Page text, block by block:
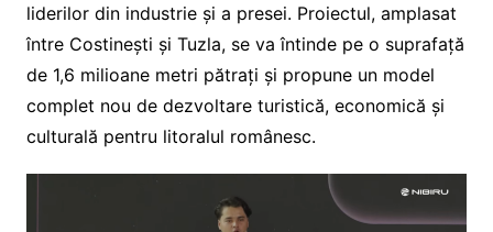
liderilor din industrie și a presei. Proiectul, amplasat
între Costinești și Tuzla, se va întinde pe o suprafață
de 1,6 milioane metri pătrați și propune un model
complet nou de dezvoltare turistică, economică și
culturală pentru litoralul românesc.